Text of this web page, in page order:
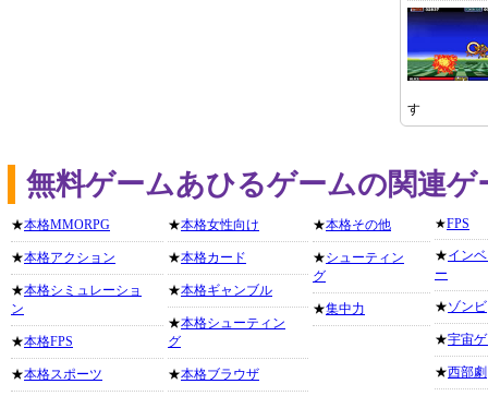
す
無料ゲームあひるゲームの関連
★本格MMORPG
★本格アクション
★本格シミュレーショ
ン
★本格FPS
★本格スポーツ
★本格女性向け
★本格カード
★本格ギャンブル
★本格シューティン
グ
★本格ブラウザ
★本格その他
★シューティン
グ
★集中力
★FPS
★イン
ー
★ゾンビ
★宇宙
★西部劇